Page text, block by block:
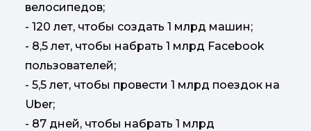
велосипедов;
- 120 лет, чтобы создать 1 млрд машин;
- 8,5 лет, чтобы набрать 1 млрд Facebook
пользователей;
- 5,5 лет, чтобы провести 1 млрд поездок на
Uber;
- 87 дней, чтобы набрать 1 млрд